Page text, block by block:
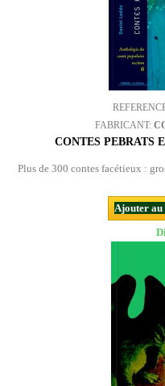
FABRICANT:
CONTES PEBRATS
Plus de 300 contes facétieux :
Ajouter au